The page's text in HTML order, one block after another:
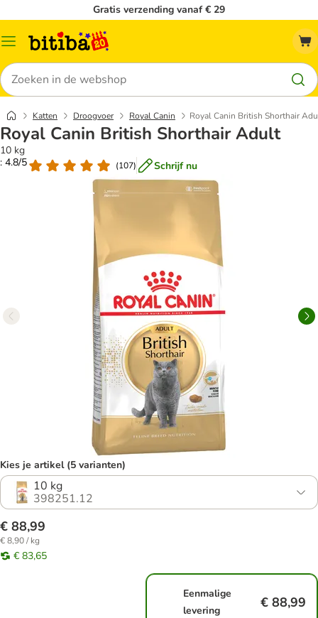
Gratis verzending vanaf € 29
Catalogusmenu
Zoeken
Katten Droogvoer Royal Canin Royal Canin British Shorthair
Royal Canin British Shorthair Adult
10 kg
: 4.8/5
(107) Schrijf nu
Kies je artikel (5 varianten)
10 kg
398251.12
€ 88,99
€ 8,90 / kg
€ 83,65
Eenmalige
levering
€ 88,99